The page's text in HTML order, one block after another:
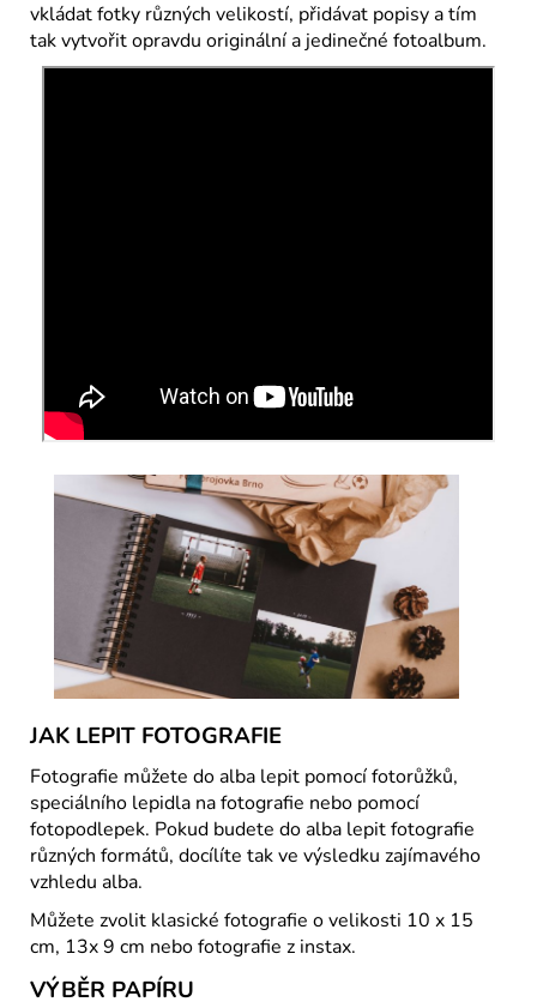
vkládat fotky různých velikostí, přidávat popisy a tím
tak vytvořit opravdu originální a jedinečné fotoalbum.
JAK LEPIT FOTOGRAFIE
Fotografie můžete do alba lepit pomocí fotorůžků,
speciálního lepidla na fotografie nebo pomocí
fotopodlepek. Pokud budete do alba lepit fotografie
různých formátů, docílíte tak ve výsledku zajímavého
vzhledu alba.
Můžete zvolit klasické fotografie o velikosti 10 x 15
cm, 13x 9 cm nebo fotografie z instax.
VÝBĚR PAPÍRU